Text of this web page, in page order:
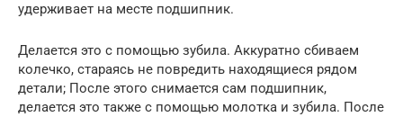
удерживает на месте подшипник.
Делается это с помощью зубила. Аккуратно сбиваем
колечко, стараясь не повредить находящиеся рядом
детали; После этого снимается сам подшипник,
делается это также с помощью молотка и зубила. После